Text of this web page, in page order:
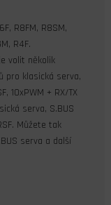
R8FM, R8SM,
R4F.
volit několik
pro klasická serva,
10xPWM + RX/TX
serva, S.BUS
Můžete tak
serva a další